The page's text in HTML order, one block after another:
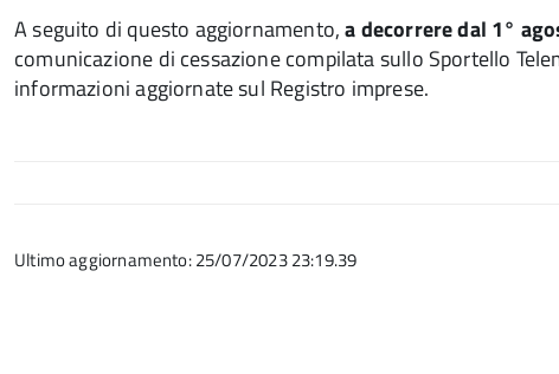
A seguito di questo aggiornamento,a decorrere dal 1°
comunicazione di cessazione compilata sullo Sportello
informazioni aggiornate sul Registro imprese.
Ultimo aggiornamento: 25/07/2023 23:19.39